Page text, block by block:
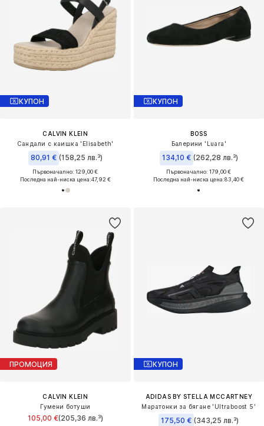
КУПОН
CALVIN KLEIN
Сандали с каишка 'Elisabeth'
80,91 € (158,25 лв.³)
Първоначално: 129,00 €
Последна най-ниска цена:47,92 €
КУПОН
BOSS
Балерини 'Luara'
134,10 € (262,28 лв.³)
Първоначално: 179,00 €
Последна най-ниска цена:83,40 €
ПРОМОЦИЯ
CALVIN KLEIN
Гумени ботуши
105,00 €(205,36 лв.³)
КУПОН
ADIDAS BY STELLA MCCARTNEY
Маратонки за бягане 'Ultraboost 5'
175,50 € (343,25 лв.³)